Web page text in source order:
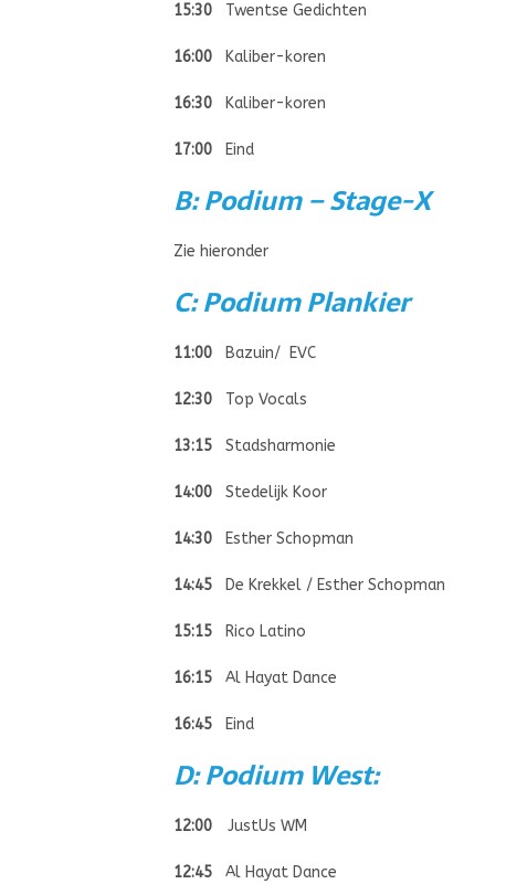
15:30 Twentse Gedichten
16:00 Kaliber-koren
16:30 Kaliber-koren
17:00 Eind
B: Podium – Stage-X
Zie hieronder
C: Podium Plankier
11:00 Bazuin/ EVC
12:30 Top Vocals
13:15 Stadsharmonie
14:00 Stedelijk Koor
14:30 Esther Schopman
14:45 De Krekkel / Esther Schopman
15:15 Rico Latino
16:15 Al Hayat Dance
16:45 Eind
D: Podium West:
12:00 JustUs WM
12:45 Al Hayat Dance